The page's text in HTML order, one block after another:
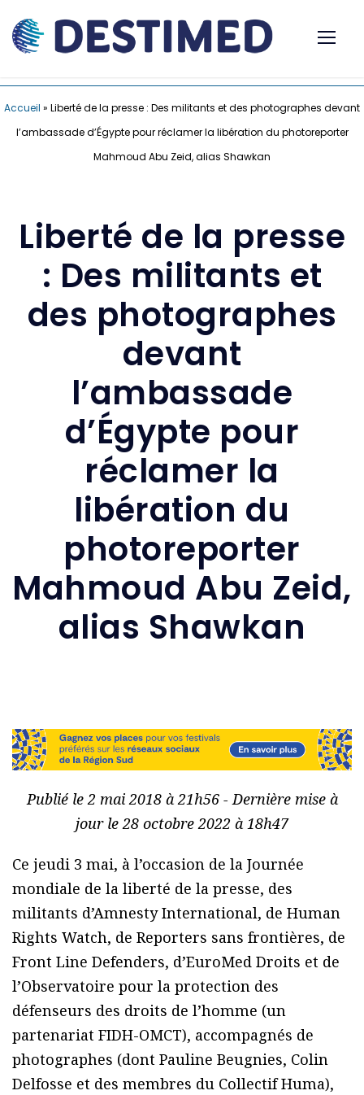
Accueil » Liberté de la presse : Des militants et des photographes devant
l’ambassade d’Égypte pour réclamer la libération du photoreporter
Mahmoud Abu Zeid, alias Shawkan
Liberté de la presse
: Des militants et
des photographes
devant
l’ambassade
d’Égypte pour
réclamer la
libération du
photoreporter
Mahmoud Abu Zeid,
alias Shawkan
Publié le 2 mai 2018 à 21h56 - Dernière mise à
jour le 28 octobre 2022 à 18h47
Ce jeudi 3 mai, à l’occasion de la Journée
mondiale de la liberté de la presse, des
militants d’Amnesty International, de Human
Rights Watch, de Reporters sans frontières, de
Front Line Defenders, d’EuroMed Droits et de
l’Observatoire pour la protection des
défenseurs des droits de l’homme (un
partenariat FIDH-OMCT), accompagnés de
photographes (dont Pauline Beugnies, Colin
Delfosse et des membres du Collectif Huma),